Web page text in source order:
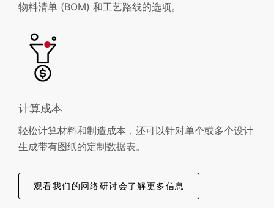
物料清单 (BOM) 和工艺路线的选项。
计算成本
轻松计算材料和制造成本，还可以针对单个或多个设计
生成带有图纸的定制数据表。
观看我们的网络研讨会了解更多信息